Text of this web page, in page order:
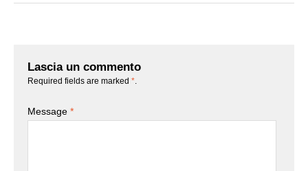
Lascia un commento
Required fields are marked *
Message *